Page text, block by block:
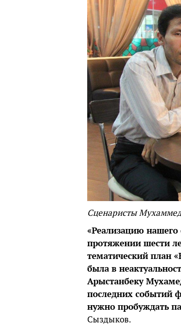
Сценаристы
«Реализацию
протяжении шести
тематический план
была в
Арыстанбеку
последних событий
нужно пробуждать
Сыздыков.